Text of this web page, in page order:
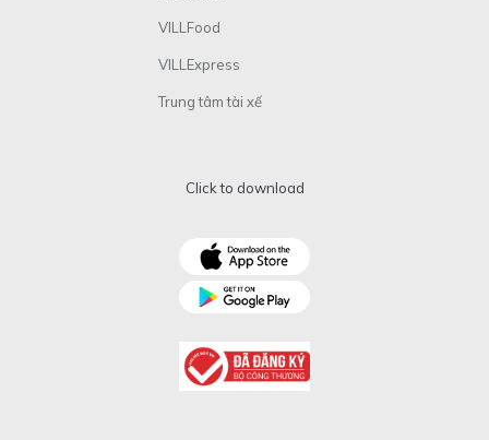
VILLFood
VILLExpress
Trung tâm tài xế
Click to download